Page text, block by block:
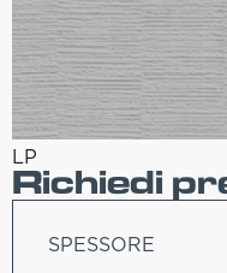
LP
Richiedi
SPESSORE